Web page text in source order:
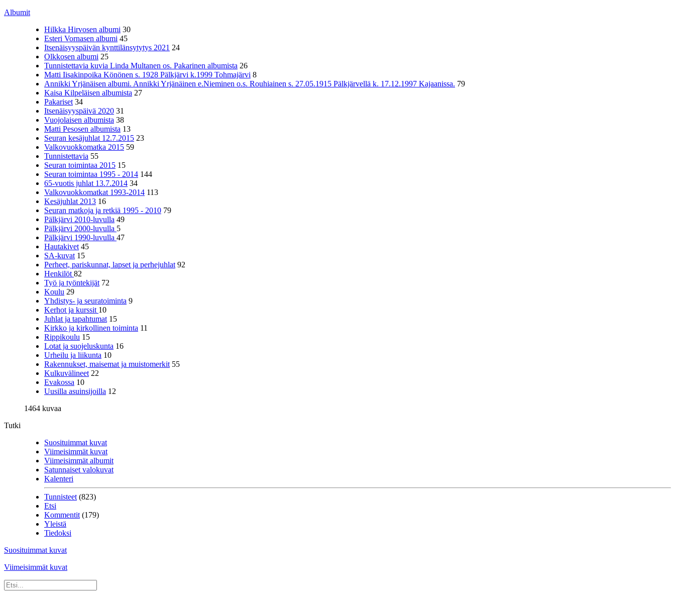
Albumit
Hilkka Hirvosen albumi 30
Esteri Vornasen albumi 45
Itsenäisyyspäivän kynttilänsytytys 2021 24
Olkkosen albumi 25
Tunnistettavia kuvia Linda Multanen os. Pakarinen albumista 26
Matti Iisakinpoika Könönen s. 1928 Pälkjärvi k.1999 Tohmajärvi 8
Annikki Yrjänäisen albumi. Annikki Yrjänäinen e.Nieminen o.s. Rouhiainen s. 27.05.1915 Pälkjärvellä k. 17.12.1997 Kajaanissa. 79
Kaisa Kilpeläisen albumista 27
Pakariset 34
Itsenäisyyspäivä 2020 31
Vuojolaisen albumista 38
Matti Pesosen albumista 13
Seuran kesäjuhlat 12.7.2015 23
Valkovuokkomatka 2015 59
Tunnistettavia 55
Seuran toimintaa 2015 15
Seuran toimintaa 1995 - 2014 144
65-vuotis juhlat 13.7.2014 34
Valkovuokkomatkat 1993-2014 113
Kesäjuhlat 2013 16
Seuran matkoja ja retkiä 1995 - 2010 79
Pälkjärvi 2010-luvulla 49
Pälkjärvi 2000-luvulla 5
Pälkjärvi 1990-luvulla 47
Hautakivet 45
SA-kuvat 15
Perheet, pariskunnat, lapset ja perhejuhlat 92
Henkilöt 82
Työ ja työntekijät 72
Koulu 29
Yhdistys- ja seuratoiminta 9
Kerhot ja kurssit 10
Juhlat ja tapahtumat 15
Kirkko ja kirkollinen toiminta 11
Rippikoulu 15
Lotat ja suojeluskunta 16
Urheilu ja liikunta 10
Rakennukset, maisemat ja muistomerkit 55
Kulkuvälineet 22
Evakossa 10
Uusilla asuinsijoilla 12
1464 kuvaa
Tutki
Suosituimmat kuvat
Viimeisimmät kuvat
Viimeisimmät albumit
Satunnaiset valokuvat
Kalenteri
Tunnisteet (823)
Etsi
Kommentit (179)
Yleistä
Tiedoksi
Suosituimmat kuvat
Viimeisimmät kuvat